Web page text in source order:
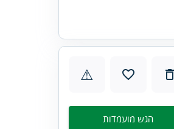
⚠
הגש מועמדות